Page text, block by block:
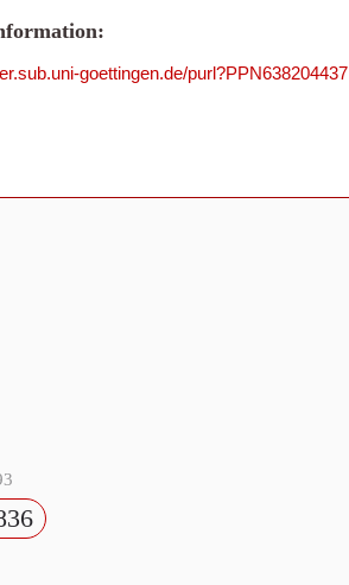
goettingen.de/purl?PPN638204437